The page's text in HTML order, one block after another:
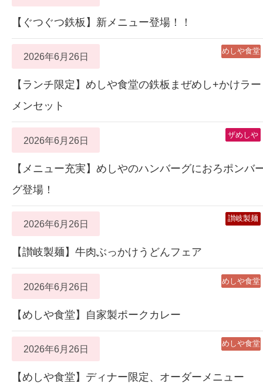
【ぐつぐつ鉄板】新メニュー登場！！
2026年6月26日 めしや食堂
【ランチ限定】めしや食堂の鉄板まぜめし+かけラー
メンセット
2026年6月26日 ザめしや
【メニュー充実】めしやのハンバーグにおろポンバ
グ登場！
2026年6月26日 讃岐製麺
【讃岐製麺】牛肉ぶっかけうどんフェア
2026年6月26日 めしや食堂
【めしや食堂】自家製ポークカレー
2026年6月26日 めしや食堂
【めしや食堂】ディナー限定、オーダーメニュー